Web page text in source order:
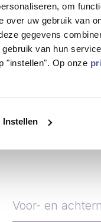
om
uw gebruik van
gegevens
van hun
"instellen". Op onze
Instellen